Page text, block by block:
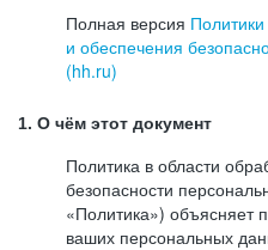
Полная версия
и обеспечения
(hh.ru)
1. О чём этот документ
Политика в области
безопасности
«Политика») объясняет
ваших персональных